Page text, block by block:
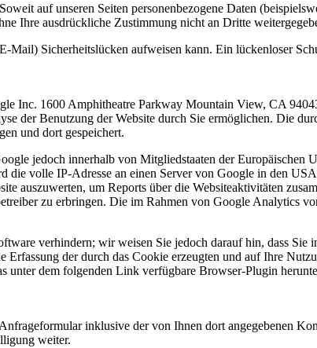
auf unseren Seiten personenbezogene Daten
Ihre ausdrückliche Zustimmung nicht an Dritte
Sicherheitslücken aufweisen kann. Ein lückenloser
Inc. 1600 Amphitheatre Parkway Mountain View, CA
der Benutzung der Website durch Sie ermöglichen. Die
und dort gespeichert.
jedoch innerhalb von Mitgliedstaaten der Europäischen
volle IP-Adresse an einen Server von Google in den
auszuwerten, um Reports über die Websiteaktivitäten
zu erbringen. Die im Rahmen von Google Analytics
verhindern; wir weisen Sie jedoch darauf hin, dass Sie
der durch das Cookie erzeugten und auf Ihre
unter dem folgenden Link verfügbare Browser-Plugin
inklusive der von Ihnen dort angegebenen
weiter.